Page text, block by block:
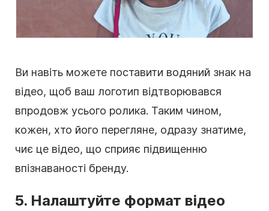
Ви навіть можете поставити водяний знак на
відео, щоб ваш логотип відтворювався
впродовж усього ролика. Таким чином,
кожен, хто його перегляне, одразу знатиме,
чиє це відео, що сприяє підвищенню
впізнаваності бренду.
5. Налаштуйте формат відео